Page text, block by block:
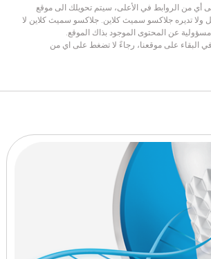
أي من الروابط في الأعلى، سيتم تحويلك الى موقع
ولا تديره جلاكسو سميث كلاين. جلاكسو سميث كلاين لا
عن المحتوى الموجود بذاك الموقع.
البقاء على موقعنا، رجاءً لا تضغط على اي من